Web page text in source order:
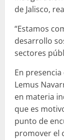
de Jalisco,
“Estamos
desarrollo
sectores
En
Lemus
en materia
que es
punto de
promover el